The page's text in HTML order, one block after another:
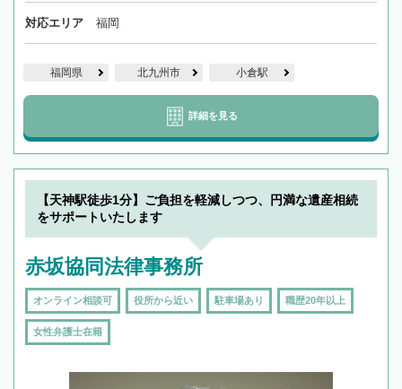
対応エリア 福岡
福岡県 北九州市 小倉駅
詳細を見る
【天神駅徒歩1分】ご負担を軽減しつつ、円満な遺産相続
をサポートいたします
赤坂協同法律事務所
オンライン相談可 役所から近い 駐車場あり 職歴20年以上
女性弁護士在籍